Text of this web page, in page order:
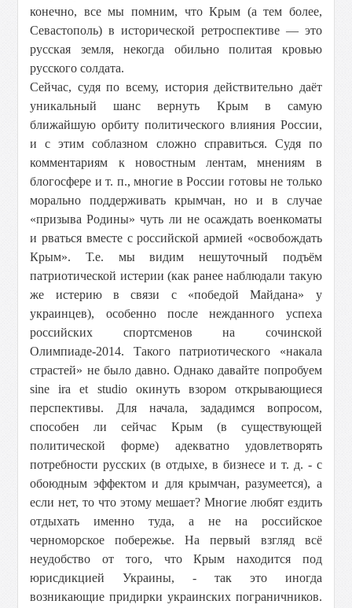
конечно, все мы помним, что Крым (а тем более,
Севастополь) в исторической ретроспективе — это
русская земля, некогда обильно политая кровью
русского солдата.
Сейчас, судя по всему, история действительно даёт
уникальный шанс вернуть Крым в самую
ближайшую орбиту политического влияния России,
и с этим соблазном сложно справиться. Судя по
комментариям к новостным лентам, мнениям в
блогосфере и т. п., многие в России готовы не только
морально поддерживать крымчан, но и в случае
«призыва Родины» чуть ли не осаждать военкоматы
и рваться вместе с российской армией «освобождать
Крым». Т.е. мы видим нешуточный подъём
патриотической истерии (как ранее наблюдали такую
же истерию в связи с «победой Майдана» у
украинцев), особенно после нежданного успеха
российских спортсменов на сочинской
Олимпиаде-2014. Такого патриотического «накала
страстей» не было давно. Однако давайте попробуем
sine ira et studio окинуть взором открывающиеся
перспективы. Для начала, зададимся вопросом,
способен ли сейчас Крым (в существующей
политической форме) адекватно удовлетворять
потребности русских (в отдыхе, в бизнесе и т. д. - с
обоюдным эффектом и для крымчан, разумеется), а
если нет, то что этому мешает? Многие любят ездить
отдыхать именно туда, а не на российское
черноморское побережье. На первый взгляд всё
неудобство от того, что Крым находится под
юрисдикцией Украины, - так это иногда
возникающие придирки украинских пограничников.